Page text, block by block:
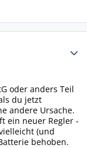
oder anders Teil
du jetzt
andere Ursache.
ein neuer Regler -
(und
behoben.